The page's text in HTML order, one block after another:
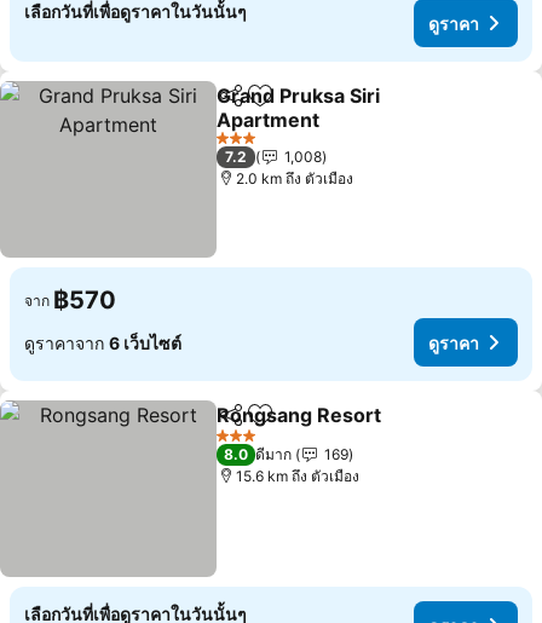
เลือกวันที่เพื่อดูราคาในวันนั้นๆ
ดูราคา
แชร์ เพิ่มในรายการโปรด
Grand Pruksa Siri
Apartment
ดูราคา
3 ดาว
7.2
1,008
2.0 km ถึง ตัวเมือง
จาก ฿570
ดูราคาจาก 6 เว็บไซต์ ดูราคา
แชร์ เพิ่มในรายการโปรด
Rongsang Resort
3 ดาว
8.0 ดีมาก
169
15.6 km ถึง ตัวเมือง
เลือกวันที่เพื่อดูราคาในวันนั้นๆ